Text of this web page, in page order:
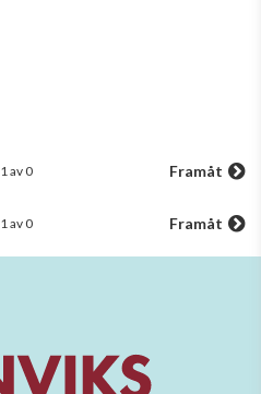
1 av 0 Framåt
1 av 0 Framåt